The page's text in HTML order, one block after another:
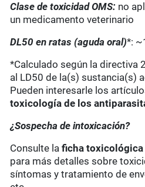
Clase de toxicidad OMS: no
un medicamento veterinario
DL50 en ratas (aguda oral)*:
*Calculado según la directiva
al LD50 de la(s) sustancia(s)
Pueden interesarle los
toxicología de los
¿Sospecha de intoxicación?
Consulte laficha toxicológica
para más detalles sobre
síntomas y tratamiento de